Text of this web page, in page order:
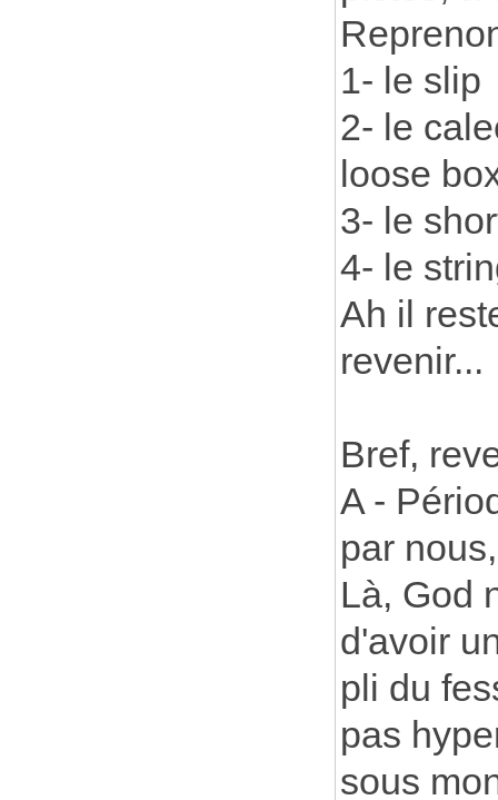
1- le slip
2- le
loose
3- le
4- le
Ah il
revenir...
Bref,
A -
par
Là, God
d'avoir
pli du
pas
sous